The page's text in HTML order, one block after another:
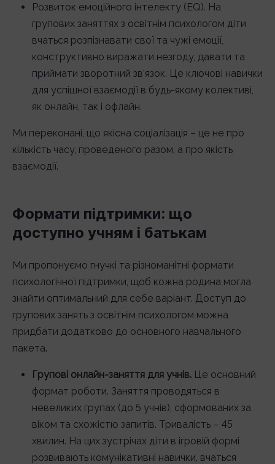
Розвиток емоційного інтелекту (EQ). На
групових заняттях з освітнім психологом діти
вчаться розпізнавати свої та чужі емоції,
конструктивно виражати незгоду, давати та
приймати зворотний зв’язок. Це ключові навички
для успішної взаємодії в будь-якому колективі,
як онлайн, так і офлайн.
Ми переконані, що якісна соціалізація – це не про
кількість часу, проведеного разом, а про якість
взаємодії.
Формати підтримки: що
доступно учням і батькам
Ми пропонуємо гнучкі та різноманітні формати
психологічної підтримки, щоб кожна родина могла
знайти оптимальний для себе варіант. Доступ до
групових занять з освітнім психологом можна
придбати додатково до основного навчального
пакета.
Групові онлайн-заняття для учнів. Це основний
формат роботи. Заняття проводяться в
невеликих групах (до 5 учнів), сформованих за
віком та схожістю запитів. Тривалість – 45
хвилин. На цих зустрічах діти в ігровій формі
розвивають комунікативні навички, вчаться